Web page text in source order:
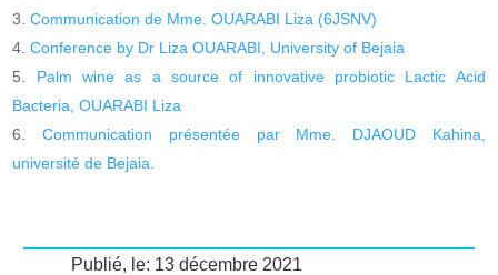
Communication de Mme. OUARABI Liza (6JSNV)
Conference by Dr Liza OUARABI, University of Bejaia
Palm wine as a source of innovative probiotic Lactic Acid
Bacteria, OUARABI Liza
Communication présentée par Mme. DJAOUD Kahina,
université de Bejaia.
Publié, le: 13 décembre 2021